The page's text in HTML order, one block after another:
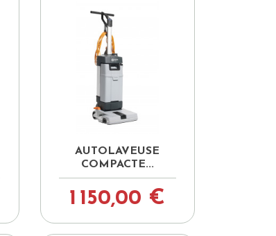
Aperçu rapide
AUTOLAVEUSE
COMPACTE...
1 150,00 €